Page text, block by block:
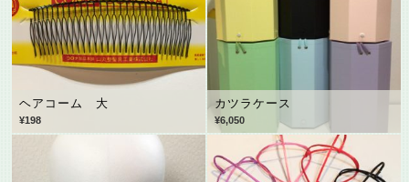
ヘアコーム 大
¥198
カツラケース
¥6,050